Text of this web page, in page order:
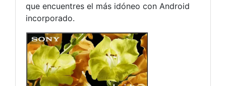
que encuentres el más idóneo con Android
incorporado.